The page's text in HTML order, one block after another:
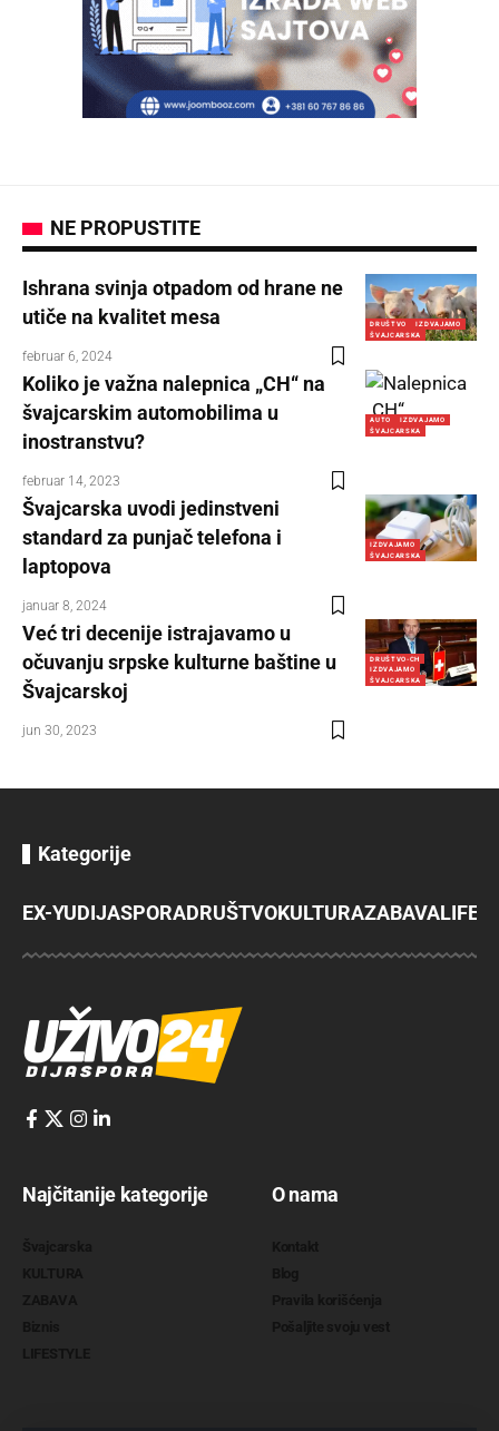
NE PROPUSTITE
DRUŠTVO
IZDVAJAMO
ŠVAJCARSKA
Ishrana svinja otpadom od hrane ne
utiče na kvalitet mesa
februar 6, 2024
AUTO
IZDVAJAMO
ŠVAJCARSKA
Koliko je važna nalepnica „CH“ na
švajcarskim automobilima u
inostranstvu?
februar 14, 2023
IZDVAJAMO
ŠVAJCARSKA
Švajcarska uvodi jedinstveni
standard za punjač telefona i
laptopova
januar 8, 2024
DRUŠTVO-CH
IZDVAJAMO
ŠVAJCARSKA
Već tri decenije istrajavamo u
očuvanju srpske kulturne baštine u
Švajcarskoj
jun 30, 2023
Kategorije
EX-YUDIJASPORADRUŠTVOKULTURAZABAVA
Najčitanije kategorije O nama